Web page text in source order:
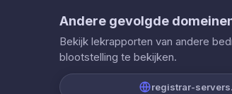
Andere gevolgde
Bekijk lekrapporten van andere
blootstelling te bekijken.
registrar-